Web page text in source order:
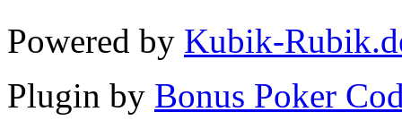
Powered by Kubik-
Plugin by Bonus Poker